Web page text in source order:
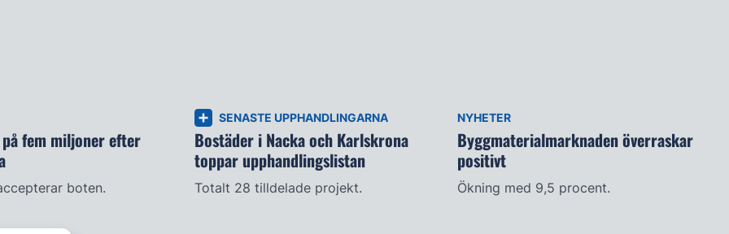
på fem miljoner efter
boten.
SENASTE UPPHANDLINGARNA
Bostäder i Nacka och Karlskrona
toppar upphandlingslistan
Totalt 28 tilldelade projekt.
NYHETER
Byggmaterialmarknaden överraskar
positivt
Ökning med 9,5 procent.